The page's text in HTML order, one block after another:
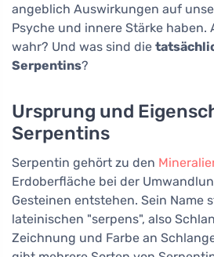
angeblich Auswirkungen auf
Psyche und innere Stärke haben.
wahr? Und was sind die
Serpentins?
Ursprung und
Serpentins
Serpentin gehört zu den
Erdoberfläche bei der
Gesteinen entstehen. Sein Name
lateinischen "serpens", also
Zeichnung und Farbe an